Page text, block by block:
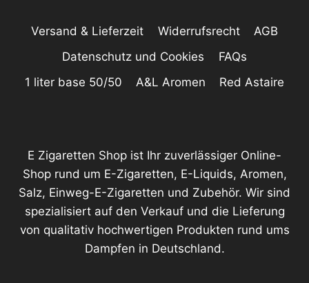
Versand & Lieferzeit Widerrufsrecht
AGB
Datenschutz und Cookies
FAQs
1 liter base 50/50
A&L Aromen Red Astaire
E Zigaretten Shop ist Ihr zuverlässiger Online-
Shop rund um E-Zigaretten, E-Liquids, Aromen,
Salz, Einweg-E-Zigaretten und Zubehör. Wir sind
spezialisiert auf den Verkauf und die Lieferung
von qualitativ hochwertigen Produkten rund ums
Dampfen in Deutschland.